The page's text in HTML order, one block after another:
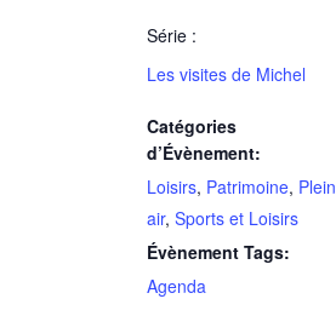
Série :
Les visites de Michel
Catégories
d’Évènement:
Loisirs, Patrimoine, Plein
air, Sports et Loisirs
Évènement Tags:
Agenda